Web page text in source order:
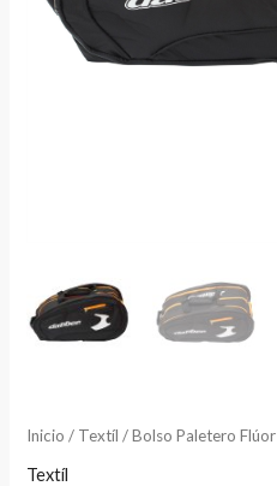
Inicio / Textíl / Bolso Paletero Flúor
Textíl